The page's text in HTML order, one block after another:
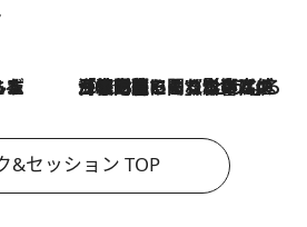
2026.8.3
「住宅建てられない…」「サーチャージ料の高値が続いている」ホルムズ海峡封鎖による影響はいつまで続く？《エネルギー専門家に聞く“どうなる日本の暮らし”》
&セッション TOP